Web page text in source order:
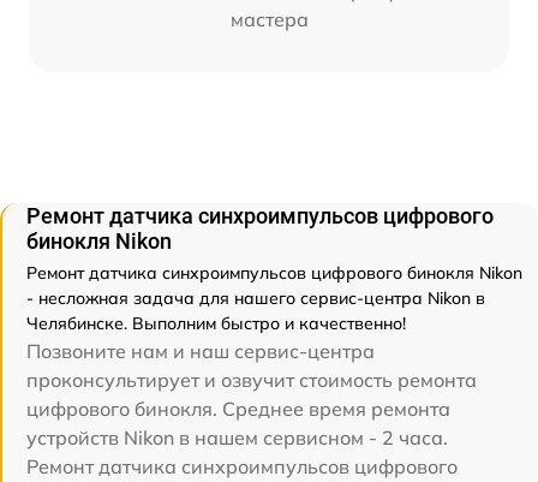
мастера
Ремонт датчика синхроимпульсов цифрового
бинокля Nikon
Ремонт датчика синхроимпульсов цифрового бинокля Nikon
- несложная задача для нашего сервис-центра Nikon в
Челябинске. Выполним быстро и качественно!
Позвоните нам и наш сервис-центра
проконсультирует и озвучит стоимость ремонта
цифрового бинокля. Среднее время ремонта
устройств Nikon в нашем сервисном - 2 часа.
Ремонт датчика синхроимпульсов цифрового